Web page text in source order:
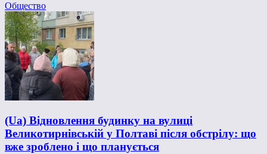
Общество
(Ua) Відновлення будинку на вулиці
Великотирнівській у Полтаві після обстрілу: що
вже зроблено і що планується